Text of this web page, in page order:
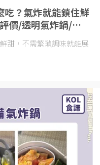
吃？氣炸就能鎖住鮮
價/透明氣炸鍋/空
甜，不需繁瑣調味就能展